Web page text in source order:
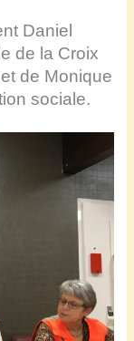
Daniel
de la Croix
de Monique
sociale.